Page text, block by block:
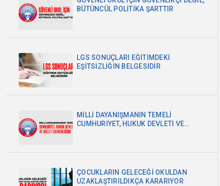
BÜTÜNCÜL POLİTİKA ŞARTTIR
LGS SONUÇLARI EĞİTİMDEKİ
EŞİTSİZLİĞİN BELGESİDİR
MİLLİ DAYANIŞMANIN TEMELİ
CUMHURİYET, HUKUK DEVLETİ VE
ÇOCUKLARIN GELECEĞİ OKULDAN
UZAKLAŞTIRILDIKÇA KARARIYOR